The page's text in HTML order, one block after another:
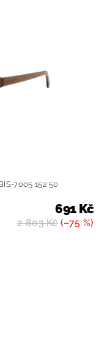
7005 152 50
2 803 Kč(–75 %)
691 Kč